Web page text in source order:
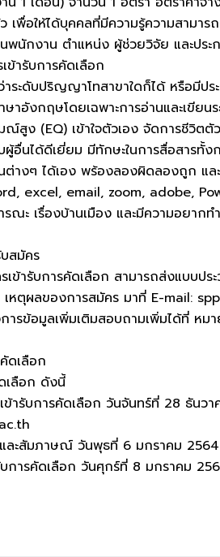
เพื่อให้ได้บุคคลที่มีความรู้ความสามา
พนักงาน ตำแหน่ง ผู้ช่วยวิจัย และประ
ารับการคัดเลือก
ะดับปริญญาโทสาขาใดก็ได้ หรือมีปร
าอังกฤษโดยเฉพาะการอ่านและเขียน
สูง (EQ) เข้าใจตัวเอง จัดการชีวิตตั
อื่นได้ดีเยี่ยม มีทักษะในการสื่อสารทั้ง
างๆ ได้เอง พร้องลองผิดลองถูก และ
excel, email, zoom, adobe,
รณะ เรื่องบ้านเมือง และมีความอยาก
สมัคร
เข้ารับการคัดเลือก สามารถส่งแบบ
หตุผลของการสมัคร มาที่ E-mail:
รข้อมูลเพิ่มเติมสอบถามเพิ่มได้ที่ หม
ดเลือก
เลือก ดังนี้
ข้ารับการคัดเลือก วันจันทร์ที่ 28 ธัน
ละสัมภาษณ์ วันพุธที่ 6 มกราคม 2564
บการคัดเลือก วันศุกร์ที่ 8 มกราคม